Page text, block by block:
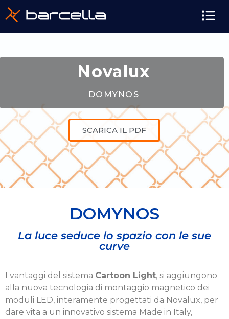
Novalux
DOMYNOS
SCARICA IL PDF
DOMYNOS
La luce seduce lo spazio con le sue
curve
I vantaggi del sistema Cartoon Light, si aggiungono
alla nuova tecnologia di montaggio magnetico dei
moduli LED, interamente progettati da Novalux, per
dare vita a un innovativo sistema Made in Italy,